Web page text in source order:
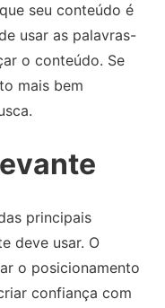
seu conteúdo é
usar as palavras-
o conteúdo. Se
mais bem
principais
deve usar. O
o posicionamento
confiança com